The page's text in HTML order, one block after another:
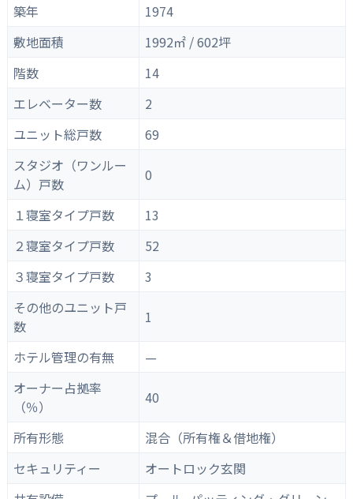
築年
1974
敷地面積
1992㎡ / 602坪
階数
14
エレベーター数
2
ユニット総戸数
69
スタジオ（ワンルー
ム）戸数
0
１寝室タイプ戸数
13
２寝室タイプ戸数
52
３寝室タイプ戸数
3
その他のユニット戸
数
1
ホテル管理の有無
—
オーナー占拠率
（％）
40
所有形態
混合（所有権＆借地権）
セキュリティー
オートロック玄関